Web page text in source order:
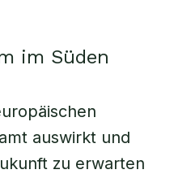
im Süden
auswirkt und
zu erwarten